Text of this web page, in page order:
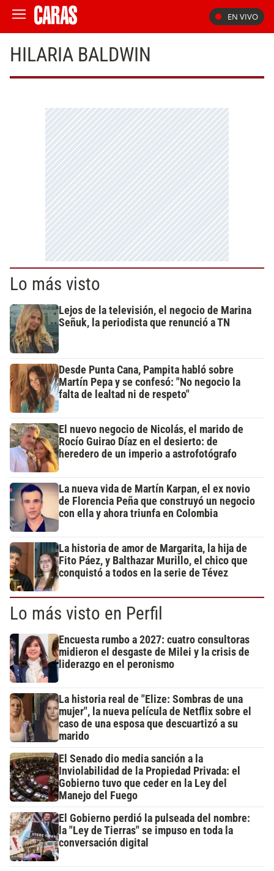
EN VIVO
HILARIA BALDWIN
Lo más visto
Lejos de la televisión, el negocio de Marina
Señuk, la periodista que renunció a TN
Desde Punta Cana, Pampita habló sobre
Martín Pepa y se confesó: "No negocio la
falta de lealtad ni de respeto"
El nuevo negocio de Nicolás, el marido de
Rocío Guirao Díaz en el desierto: de
heredero de un imperio a astrofotógrafo
La nueva vida de Martín Karpan, el ex novio
de Florencia Peña que construyó un negocio
con ella y ahora triunfa en Colombia
La historia de amor de Margarita, la hija de
Fito Páez, y Balthazar Murillo, el chico que
conquistó a todos en la serie de Tévez
Lo más visto en Perfil
Encuesta rumbo a 2027: cuatro consultoras
midieron el desgaste de Milei y la crisis de
liderazgo en el peronismo
La historia real de "Elize: Sombras de una
mujer", la nueva película de Netflix sobre el
caso de una esposa que descuartizó a su
marido
El Senado dio media sanción a la
Inviolabilidad de la Propiedad Privada: el
Gobierno tuvo que ceder en la Ley del
Manejo del Fuego
El Gobierno perdió la pulseada del nombre:
la "Ley de Tierras" se impuso en toda la
conversación digital